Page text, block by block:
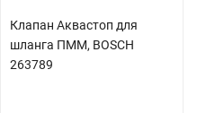
Клапан Аквастоп для
шланга ПММ, BOSCH
263789